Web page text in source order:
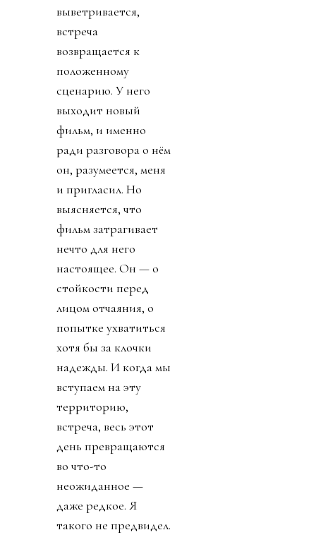
выветривается,
встреча
возвращается к
положенному
сценарию. У него
выходит новый
фильм, и именно
ради разговора о нём
он, разумеется, меня
и пригласил. Но
выясняется, что
фильм затрагивает
нечто для него
настоящее. Он — о
стойкости перед
лицом отчаяния, о
попытке ухватиться
хотя бы за клочки
надежды. И когда мы
вступаем на эту
территорию,
встреча, весь этот
день превращаются
во что-то
неожиданное —
даже редкое. Я
такого не предвидел.